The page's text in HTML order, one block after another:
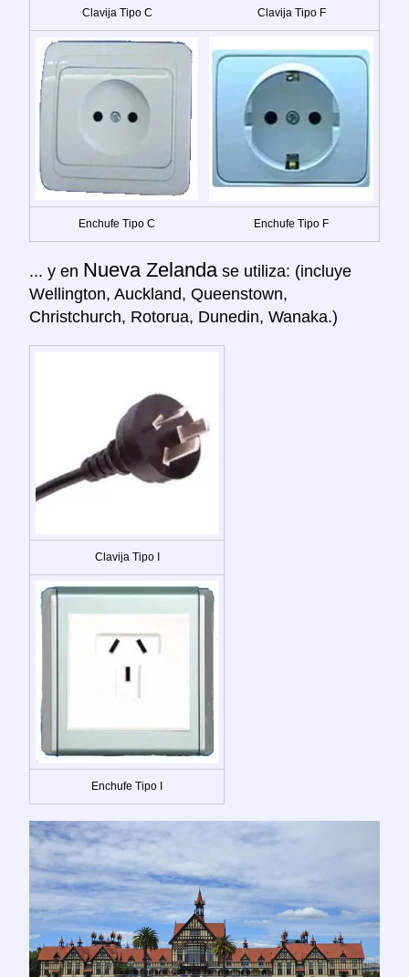
Clavija Tipo C Clavija Tipo F
Enchufe Tipo C Enchufe Tipo F
... y en Nueva Zelanda se utiliza: (incluye
Wellington, Auckland, Queenstown,
Christchurch, Rotorua, Dunedin, Wanaka.)
Clavija Tipo I
Enchufe Tipo I